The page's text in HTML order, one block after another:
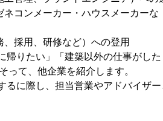
コンメーカー・ハウスメーカーな
採用、研修など）への登用
帰りたい」「建築以外の仕事がした
って、他企業を紹介します。
るに際し、担当営業やアドバイザ